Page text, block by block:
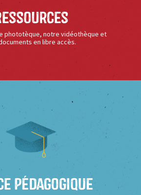
phototèque, notre vidéothèque et
en libre accès.
Pédagogique